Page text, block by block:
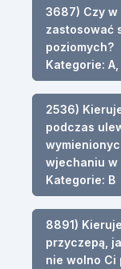
3687) Czy
zastosować
poziomych?
Kategorie: A,
2536)
podczas
wjechaniu w
Kategorie: B
8891)
przyczepą,
nie wolno Ci